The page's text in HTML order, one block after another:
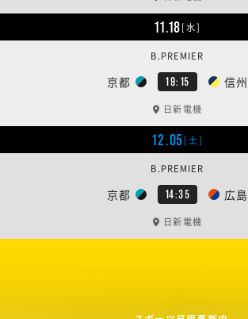
11.18[水]
京都 19:15 信州
B.PREMIER
日新電機
12.05[土]
京都 14:35 広島
B.PREMIER
日新電機